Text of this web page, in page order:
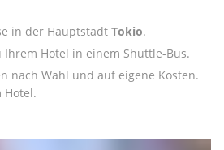
in der Hauptstadt Tokio.
Ihrem Hotel in einem Shuttle-Bus.
nach Wahl und auf eigene Kosten.
Hotel.